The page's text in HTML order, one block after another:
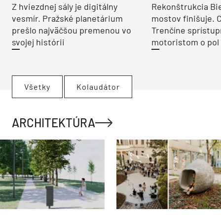
Z hviezdnej sály je digitálny
vesmír. Pražské planetárium
prešlo najväčšou premenou vo
svojej histórii
Rekonštrukcia
mostov finišuje.
Trenčíne
motoristom o pol
Všetky Kolaudátor
ARCHITEKTÚRA